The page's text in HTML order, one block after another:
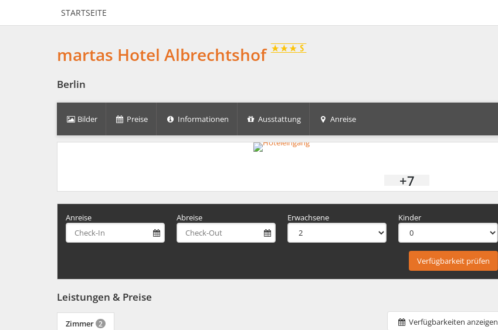
STARTSEITE
martas Hotel Albrechtshof
Berlin
Bilder Preise Informationen Ausstattung Anreise
+7
Anreise Abreise Erwachsene Kinder
Verfügbarkeit prüfen
Verfügbarkeiten anzeigen
Leistungen & Preise
Zimmer 2